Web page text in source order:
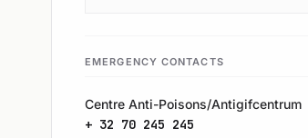
EMERGENCY CONTACTS
Centre Anti-Poisons/Antigifcentrum
+ 32 70 245 245